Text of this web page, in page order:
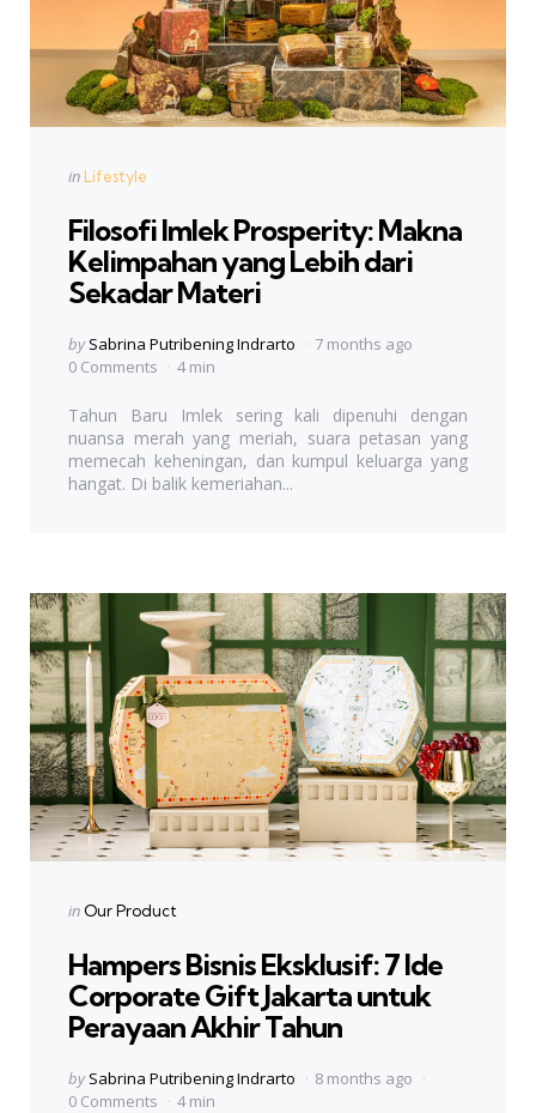
Categories
Posted
in Lifestyle
Filosofi Imlek Prosperity: Makna
Kelimpahan yang Lebih dari
Sekadar Materi
Posted
by
by Sabrina Putribening Indrarto
7 months ago
0 Comments
4 min
Tahun Baru Imlek sering kali dipenuhi dengan
nuansa merah yang meriah, suara petasan yang
memecah keheningan, dan kumpul keluarga yang
hangat. Di balik kemeriahan...
Categories
Posted
in Our Product
Hampers Bisnis Eksklusif: 7 Ide
Corporate Gift Jakarta untuk
Perayaan Akhir Tahun
Posted
by
by Sabrina Putribening Indrarto
8 months ago
0 Comments
4 min